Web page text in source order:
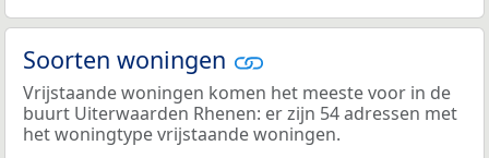
Soorten woningen
Vrijstaande woningen komen het meeste voor in de
buurt Uiterwaarden Rhenen: er zijn 54 adressen met
het woningtype vrijstaande woningen.